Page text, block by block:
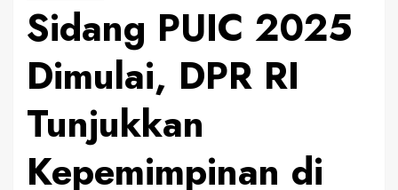
Sidang PUIC 2025
Dimulai, DPR RI
Tunjukkan
Kepemimpinan di